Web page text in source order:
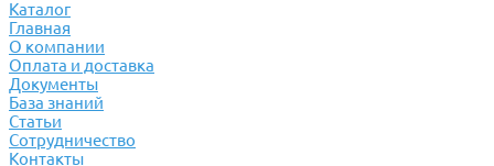
Каталог
Главная
О компании
Оплата и доставка
Документы
База знаний
Статьи
Сотрудничество
Контакты